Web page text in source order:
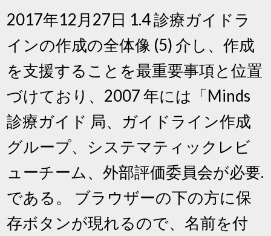
2017年12月27日 1.4 診療ガイドラ
インの作成の全体像 (5) 介し、作成
を支援することを最重要事項と位置
づけており、2007 年には「Minds
診療ガイド 局、ガイドライン作成
グループ、システマティックレビ
ューチーム、外部評価委員会が必要.
である。 ブラウザーの下の方に保
存ボタンが現れるので、名前を付